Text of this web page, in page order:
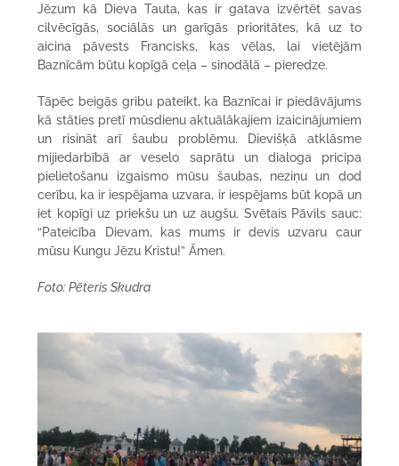
Jēzum kā Dieva Tauta, kas ir gatava izvērtēt savas
cilvēcīgās, sociālās un garīgās prioritātes, kā uz to
aicina pāvests Francisks, kas vēlas, lai vietējām
Baznīcām būtu kopīgā ceļa – sinodālā – pieredze.
Tāpēc beigās gribu pateikt, ka Baznīcai ir piedāvājums
kā stāties pretī mūsdienu aktuālākajiem izaicinājumiem
un risināt arī šaubu problēmu. Dievišķā atklāsme
mijiedarbībā ar veselo saprātu un dialoga pricipa
pielietošanu izgaismo mūsu šaubas, neziņu un dod
cerību, ka ir iespējama uzvara, ir iespējams būt kopā un
iet kopīgi uz priekšu un uz augšu. Svētais Pāvils sauc:
“Pateicība Dievam, kas mums ir devis uzvaru caur
mūsu Kungu Jēzu Kristu!” Āmen.
Foto: Pēteris Skudra